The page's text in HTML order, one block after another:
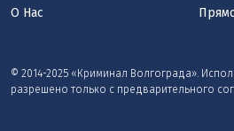
О Нас
© 2014-2025 «Криминал Волгограда».
разрешено только с предварительного